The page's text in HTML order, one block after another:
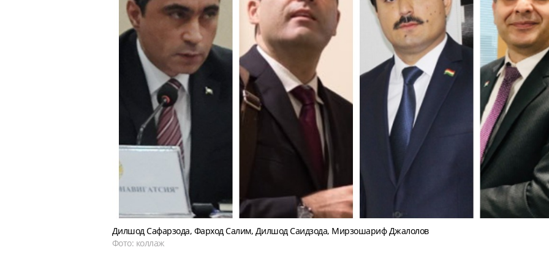
Дилшод Сафарзода, Фарход Салим, Дилшод Саидзода, Мирзошариф Джалолов
Фото: коллаж